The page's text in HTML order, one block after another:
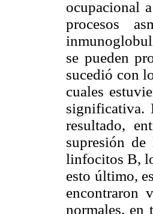
ocupacional
procesos
se pueden
sucedió con
cuales
significativa.
resultado,
supresión
linfocitos B,
esto último,
encontraron
normales, en